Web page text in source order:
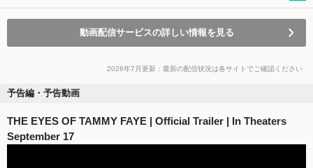
動画配信サービスの詳しい情報を見る
2026年7月更新：最新の配信状況は各サイトでご確認ください
予告編・予告動画
THE EYES OF TAMMY FAYE | Official Trailer | In Theaters
September 17